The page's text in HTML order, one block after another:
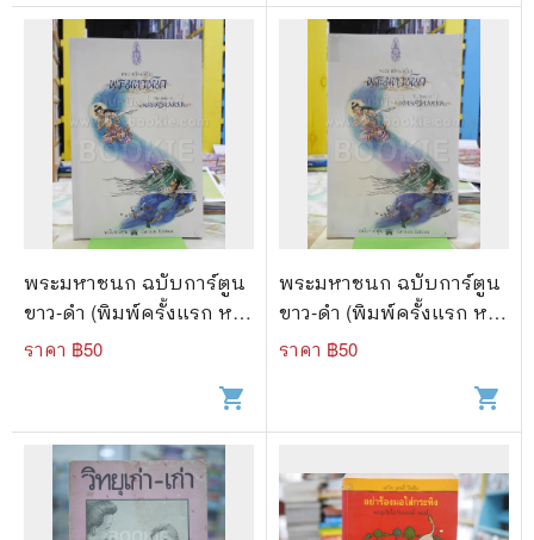
พระมหาชนก ฉบับการ์ตูน
ขาว-ดำ (พิมพ์ครั้งแรก หา
ยาก)
ราคา ฿50
shopping_cart
พระมหาชนก ฉบับการ์ตูน
ขาว-ดำ (พิมพ์ครั้งแรก หา
ยาก)
ราคา ฿50
shopping_cart